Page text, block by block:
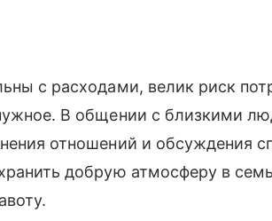
с расходами, велик риск
В общении с близкими
отношений и обсуждения
добрую атмосферу в